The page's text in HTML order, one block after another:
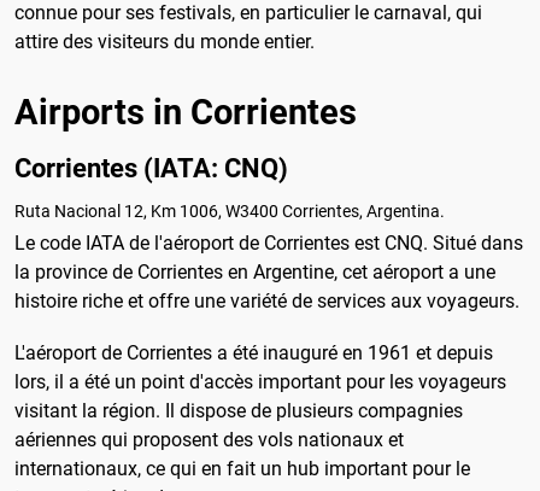
connue pour ses festivals, en particulier le carnaval, qui
attire des visiteurs du monde entier.
Airports in Corrientes
Corrientes (IATA: CNQ)
Ruta Nacional 12, Km 1006, W3400 Corrientes, Argentina.
Le code IATA de l'aéroport de Corrientes est CNQ. Situé dans
la province de Corrientes en Argentine, cet aéroport a une
histoire riche et offre une variété de services aux voyageurs.
L'aéroport de Corrientes a été inauguré en 1961 et depuis
lors, il a été un point d'accès important pour les voyageurs
visitant la région. Il dispose de plusieurs compagnies
aériennes qui proposent des vols nationaux et
internationaux, ce qui en fait un hub important pour le